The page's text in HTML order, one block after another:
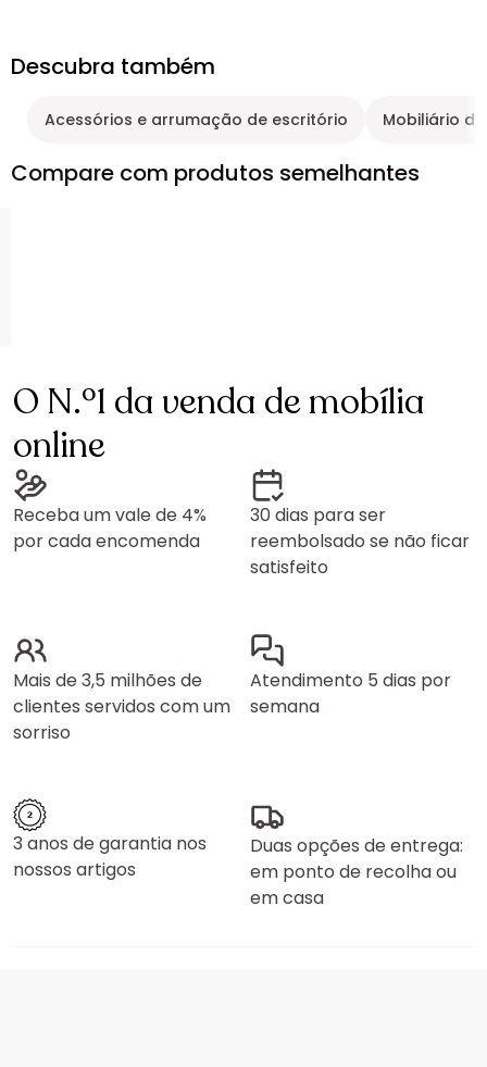
Descubra também
Acessórios e arrumação de escritório Mobiliário
Compare com produtos semelhantes
O N.º1 da venda de mobília
online
Receba um vale de 4%
por cada encomenda
30 dias para ser
reembolsado se não ficar
satisfeito
Mais de 3,5 milhões de
clientes servidos com um
sorriso
Atendimento 5 dias por
semana
3 anos de garantia nos
nossos artigos
Duas opções de entrega:
em ponto de recolha ou
em casa